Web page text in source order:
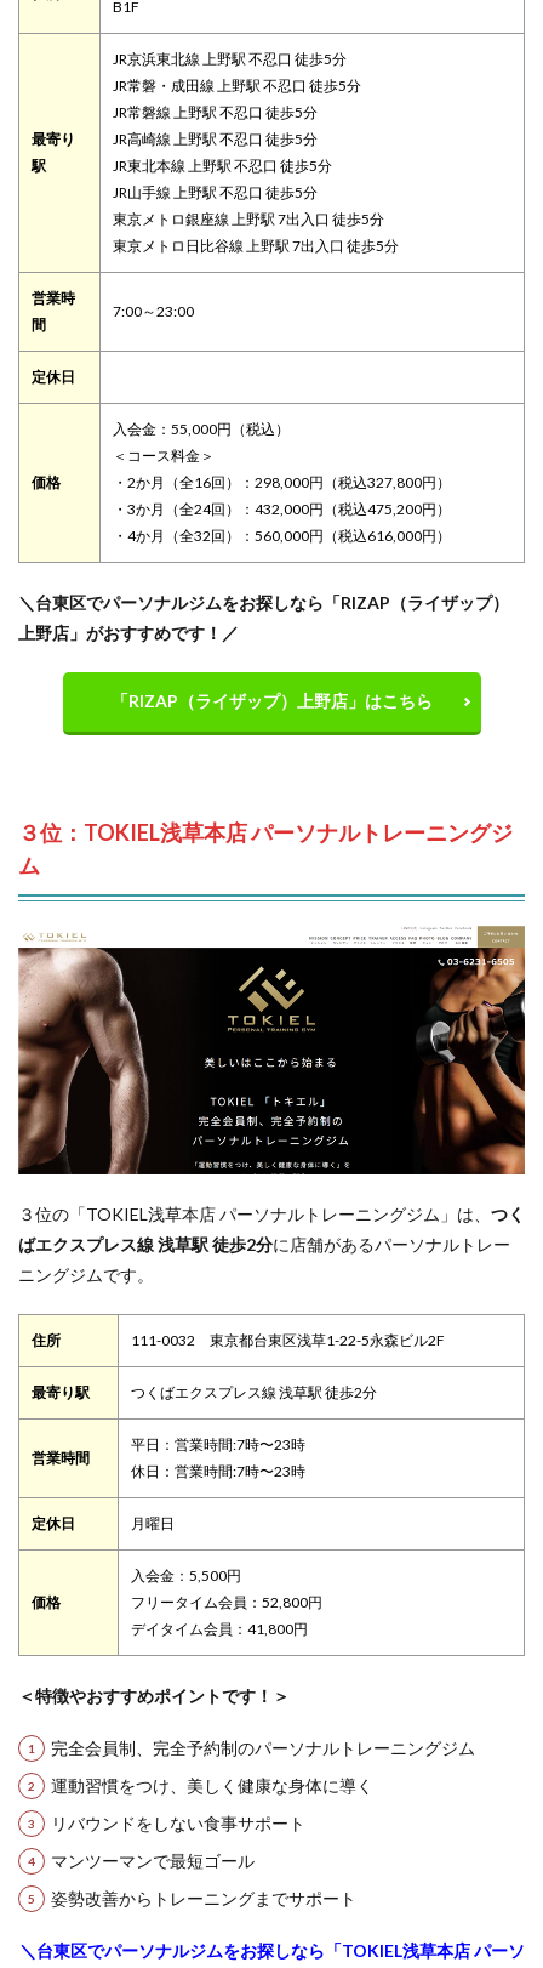
B1F
最寄り
駅
JR京浜東北線 上野駅 不忍口 徒歩5分
JR常磐・成田線 上野駅 不忍口 徒歩5分
JR常磐線 上野駅 不忍口 徒歩5分
JR高崎線 上野駅 不忍口 徒歩5分
JR東北本線 上野駅 不忍口 徒歩5分
JR山手線 上野駅 不忍口 徒歩5分
東京メトロ銀座線 上野駅 7出入口 徒歩5分
東京メトロ日比谷線 上野駅 7出入口 徒歩5分
営業時
間
7:00～23:00
定休日
価格
入会金：55,000円（税込）
＜コース料金＞
・2か月（全16回）：298,000円（税込327,800円）
・3か月（全24回）：432,000円（税込475,200円）
・4か月（全32回）：560,000円（税込616,000円）
＼台東区でパーソナルジムをお探しなら「RIZAP（ライザップ）
上野店」がおすすめです！／
「RIZAP（ライザップ）上野店」はこちら
３位：TOKIEL浅草本店 パーソナルトレーニングジ
ム
３位の「TOKIEL浅草本店 パーソナルトレーニングジム」は、 つく
ばエクスプレス線 浅草駅 徒歩2分に店舗があるパーソナルトレー
ニングジムです。
住所 111-0032 東京都台東区浅草1-22-5永森ビル2F
最寄り駅 つくばエクスプレス線 浅草駅 徒歩2分
営業時間
平日：営業時間:7時〜23時
休日：営業時間:7時〜23時
定休日 月曜日
価格
入会金：5,500円
フリータイム会員：52,800円
デイタイム会員：41,800円
＜特徴やおすすめポイントです！＞
完全会員制、完全予約制のパーソナルトレーニングジム
運動習慣をつけ、美しく健康な身体に導く
リバウンドをしない食事サポート
マンツーマンで最短ゴール
姿勢改善からトレーニングまでサポート
＼台東区でパーソナルジムをお探しなら「TOKIEL浅草本店 パーソ